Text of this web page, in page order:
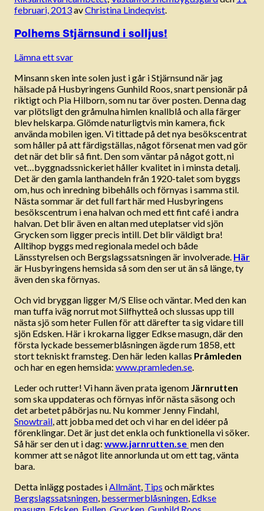
februari, 2013avChristina Lindeqvist.
Polhems Stjärnsund i solljus!
Lämna ett svar
Minsann sken inte solen just i går i Stjärnsund när jag
hälsade på Husbyringens Gunhild Roos, snart pensionär på
riktigt och Pia Hilborn, som nu tar över posten. Denna dag
var plötsligt den gråmulna himlen knallblå och alla färger
blev helskarpa. Glömde naturligtvis min kamera, fick
använda mobilen igen. Vi tittade på det nya besökscentrat
som håller på att färdigställas, något försenat men vad gör
det när det blir så fint. Den som väntar på något gott, ni
vet…byggnadssnickeriet håller kvalitet in i minsta detalj.
Det är den gamla lanthandeln från 1920-talet som byggs
om, hus och inredning bibehålls och förnyas i samma stil.
Nästa sommar är det full fart här med Husbyringens
besökscentrum i ena halvan och med ett fint café i andra
halvan. Det blir även en altan med uteplatser vid sjön
Grycken som ligger precis intill. Det blir väldigt bra!
Alltihop byggs med regionala medel och både
Länsstyrelsen och Bergslagssatsningen är involverade. Här
är Husbyringens hemsida så som den ser ut än så länge, ty
även den ska förnyas.
Och vid bryggan ligger M/S Elise och väntar. Med den kan
man tuffa iväg norrut mot Silfhytteå och slussas upp till
nästa sjö som heter Fullen för att därefter ta sig vidare till
sjön Edsken. Här i krokarna ligger Edkse masugn, där den
första lyckade bessemerblåsningen ägde rum 1858, ett
stort tekniskt framsteg. Den här leden kallas Pråmleden
och har en egen hemsida: www.pramleden.se
Leder och rutter! Vi hann även prata igenom Järnrutten
som ska uppdateras och förnyas inför nästa säsong och
det arbetet påbörjas nu. Nu kommer Jenny Findahl,
Snowtrail , att jobba med det och vi har en del idéer på
förenklingar. Det är just det enkla och funktionella vi söker.
Så här ser den ut i dag: www.jarnrutten.se men den
kommer att se något lite annorlunda ut om ett tag, vänta
bara.
Detta inlägg postades i Allmänt Tips och märktes
Bergslagssatsningen bessermerblåsningen Edkse
masugn Edsken Fullen Grycken Gunhild Roos